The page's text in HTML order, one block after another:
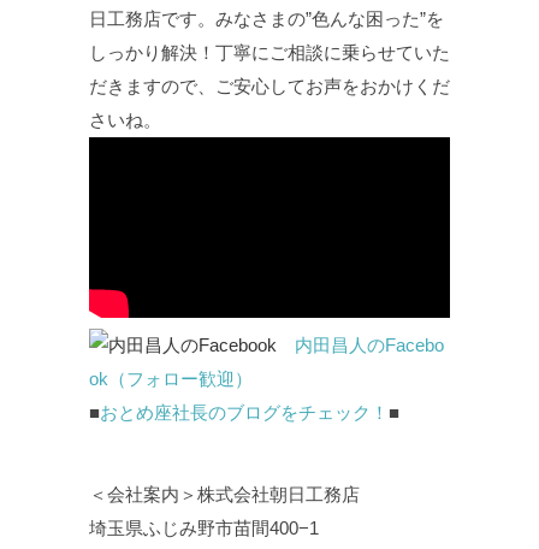
日工務店です。みなさまの”色んな困った”を
しっかり解決！丁寧にご相談に乗らせていた
だきますので、ご安心してお声をおかけくだ
さいね。
内田昌人のFacebo
ok（フォロー歓迎）
■おとめ座社長のブログをチェック！ ■
＜会社案内＞株式会社朝日工務店
埼玉県ふじみ野市苗間400−1